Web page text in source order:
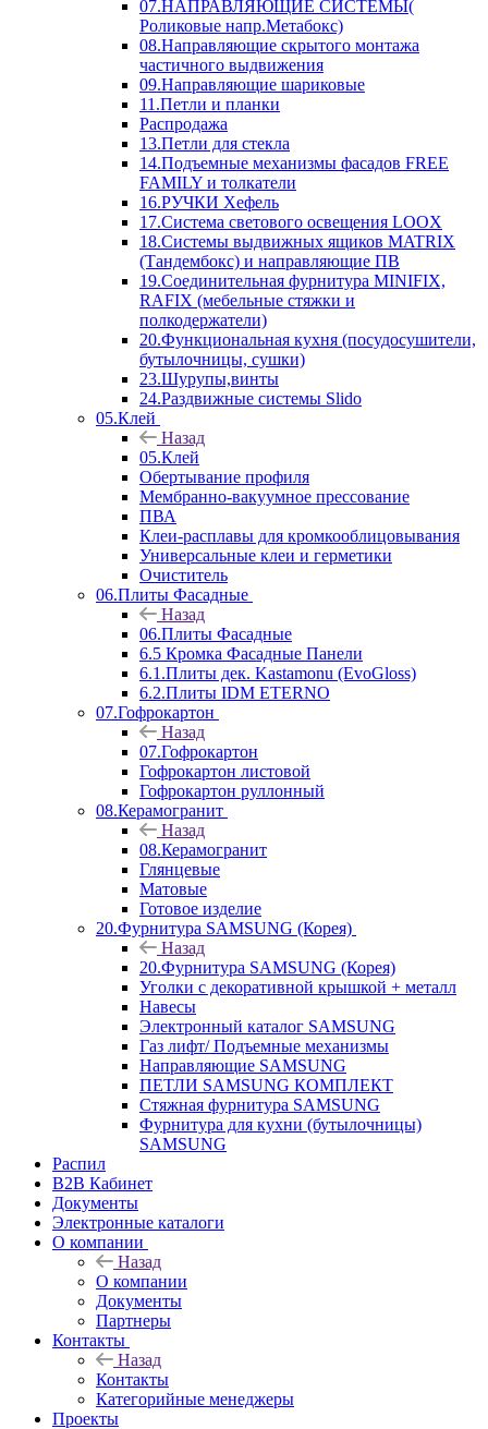
07.НАПРАВЛЯЮЩИЕ СИСТЕМЫ(
Роликовые напр.Метабокс)
08.Направляющие скрытого монтажа
частичного выдвижения
09.Направляющие шариковые
11.Петли и планки
Распродажа
13.Петли для стекла
14.Подъемные механизмы фасадов FREE
FAMILY и толкатели
16.РУЧКИ Хефель
17.Система светового освещения LOOX
18.Системы выдвижных ящиков MATRIX
(Тандембокс) и направляющие ПВ
19.Соединительная фурнитура MINIFIX,
RAFIX (мебельные стяжки и
полкодержатели)
20.Функциональная кухня (посудосушители,
бутылочницы, сушки)
23.Шурупы,винты
24.Раздвижные системы Slido
05.Клей
Назад
05.Клей
Обертывание профиля
Мембранно-вакуумное прессование
ПВА
Клеи-расплавы для кромкооблицовывания
Универсальные клеи и герметики
Очиститель
06.Плиты Фасадные
Назад
06.Плиты Фасадные
6.5 Кромка Фасадные Панели
6.1.Плиты дек. Kastamonu (EvoGloss)
6.2.Плиты IDM ETERNO
07.Гофрокартон
Назад
07.Гофрокартон
Гофрокартон листовой
Гофрокартон руллонный
08.Керамогранит
Назад
08.Керамогранит
Глянцевые
Матовые
Готовое изделие
20.Фурнитура SAMSUNG (Корея)
Назад
20.Фурнитура SAMSUNG (Корея)
Уголки с декоративной крышкой + металл
Навесы
Электронный каталог SAMSUNG
Газ лифт/ Подъемные механизмы
Направляющие SAMSUNG
ПЕТЛИ SAMSUNG КОМПЛЕКТ
Стяжная фурнитура SAMSUNG
Фурнитура для кухни (бутылочницы)
SAMSUNG
Распил
B2B Кабинет
Документы
Электронные каталоги
О компании
Назад
О компании
Документы
Партнеры
Контакты
Назад
Контакты
Категорийные менеджеры
Проекты